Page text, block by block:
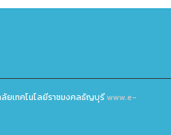
ลัยเทคโนโลยีราชมงคลธัญบุรีwww.e-